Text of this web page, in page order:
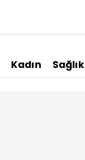
Kadın Sağlık